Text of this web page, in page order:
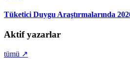
Tüketici Duygu Araştırmalarında
Aktif yazarlar
tümü ↗